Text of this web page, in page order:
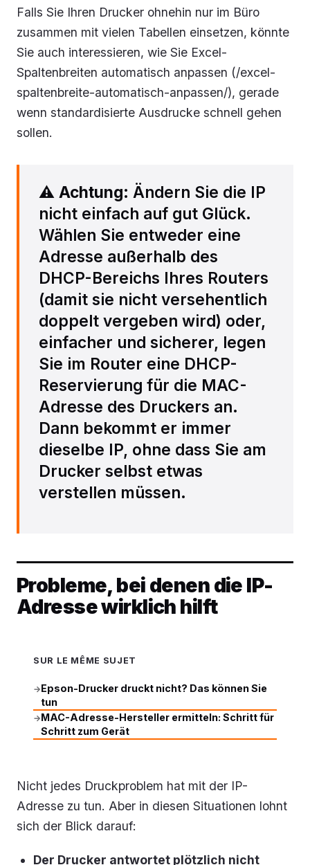
Falls Sie Ihren Drucker ohnehin nur im Büro
zusammen mit vielen Tabellen einsetzen, könnte
Sie auch interessieren, wie Sie Excel-
Spaltenbreiten automatisch anpassen (/excel-
spaltenbreite-automatisch-anpassen/), gerade
wenn standardisierte Ausdrucke schnell gehen
sollen.
⚠️ Achtung: Ändern Sie die IP
nicht einfach auf gut Glück.
Wählen Sie entweder eine
Adresse außerhalb des
DHCP-Bereichs Ihres Routers
(damit sie nicht versehentlich
doppelt vergeben wird) oder,
einfacher und sicherer, legen
Sie im Router eine DHCP-
Reservierung für die MAC-
Adresse des Druckers an.
Dann bekommt er immer
dieselbe IP, ohne dass Sie am
Drucker selbst etwas
verstellen müssen.
Probleme, bei denen die IP-
Adresse wirklich hilft
SUR LE MÊME SUJET
→Epson-Drucker druckt nicht? Das können Sie
tun
→MAC-Adresse-Hersteller ermitteln: Schritt für
Schritt zum Gerät
Nicht jedes Druckproblem hat mit der IP-
Adresse zu tun. Aber in diesen Situationen lohnt
sich der Blick darauf:
Der Drucker antwortet plötzlich nicht